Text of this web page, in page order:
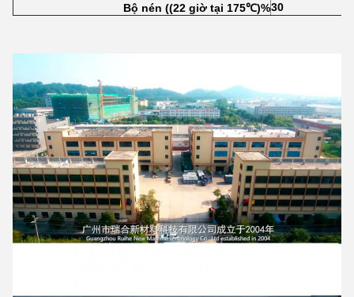
Bộ nén ((22 giờ tại 175℃)%30